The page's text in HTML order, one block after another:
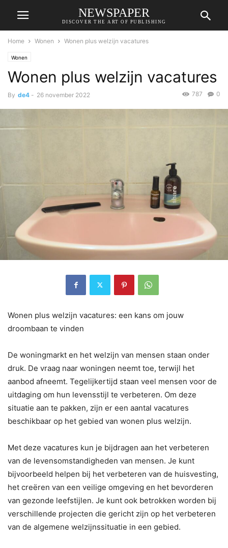
NEWSPAPER
DISCOVER THE ART OF PUBLISHING
Home Wonen Wonen plus welzijn vacatures
Wonen
Wonen plus welzijn vacatures
By de4 - 26 november 2022 0
787
Wonen plus welzijn vacatures: een kans om jouw
droombaan te vinden
De woningmarkt en het welzijn van mensen staan onder
druk. De vraag naar woningen neemt toe, terwijl het
aanbod afneemt. Tegelijkertijd staan veel mensen voor de
uitdaging om hun levensstijl te verbeteren. Om deze
situatie aan te pakken, zijn er een aantal vacatures
beschikbaar op het gebied van wonen plus welzijn.
Met deze vacatures kun je bijdragen aan het verbeteren
van de levensomstandigheden van mensen. Je kunt
bijvoorbeeld helpen bij het verbeteren van de huisvesting,
het creëren van een veilige omgeving en het bevorderen
van gezonde leefstijlen. Je kunt ook betrokken worden bij
verschillende projecten die gericht zijn op het verbeteren
van de algemene welzijnssituatie in een gebied.